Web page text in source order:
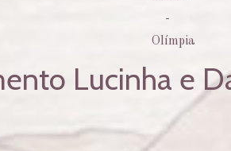
Lucinha e